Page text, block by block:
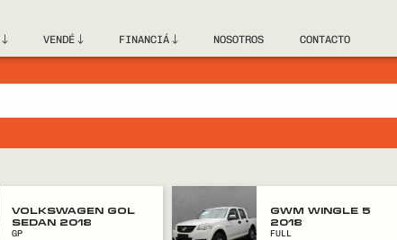
VENDÉ FINANCIÁ NOSOTROS CONTACTO
VOLKSWAGEN GOL
SEDAN 2018
GP
GWM WINGLE 5
2018
FULL